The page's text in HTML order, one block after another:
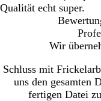
Qualität echt super.
Wir
Schluss mit
uns den gesamten
fertigen Datei